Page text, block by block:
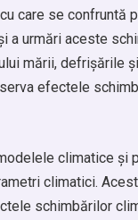
care se confruntă
a urmări aceste
mării, defrișările
efectele
climatice și
climatici.
schimbărilor